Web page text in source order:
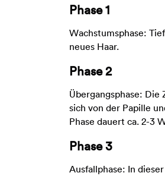
Phase 1
Wachstumsphase:
neues Haar.
Phase 2
Übergangsphase:
sich von der Papille
Phase dauert ca. 2-3
Phase 3
Ausfallphase: In